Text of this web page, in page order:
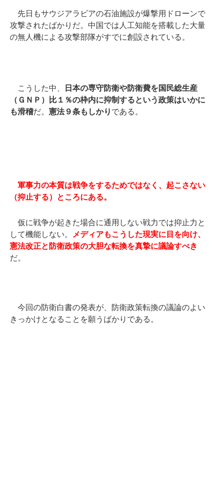
先日もサウジアラビアの石油施設が爆撃用ドローンで
攻撃されたばかりだ。中国では人工知能を搭載した大量
の無人機による攻撃部隊がすでに創設されている。
こうした中、
日本の専守防衛や防衛費を国民総生産
（ＧＮＰ）比１％の枠内に抑制するという政策はいかに
も滑稽だ。 憲法９条もしかり である。
軍事力の本質は戦争をするためではなく、起こさない
（抑止する）ところにある。
仮に戦争が起きた場合に通用しない戦力では抑止力と
して機能しない。
メディアもこうした現実に目を向け、
憲法改正と防衛政策の大胆な転換を真摯に議論すべき
だ。
今回の防衛白書の発表が、防衛政策転換の議論のよい
きっかけとなることを願うばかりである。